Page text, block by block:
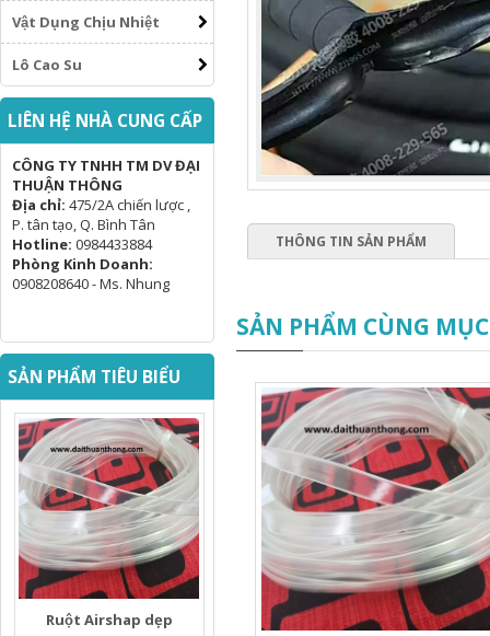
Vật Dụng Chịu Nhiệt
Lô Cao Su
LIÊN HỆ NHÀ CUNG CẤP
CÔNG TY TNHH TM DV ĐẠI
THUẬN THÔNG
Địa chỉ: 475/2A chiến lược ,
P. tân tạo, Q. Bình Tân
Hotline: 0984433884
Phòng Kinh Doanh:
0908208640 - Ms. Nhung
SẢN PHẨM TIÊU BIỂU
Ruột Airshap dẹp
THÔNG TIN SẢN PHẨM
SẢN PHẨM CÙNG MỤC